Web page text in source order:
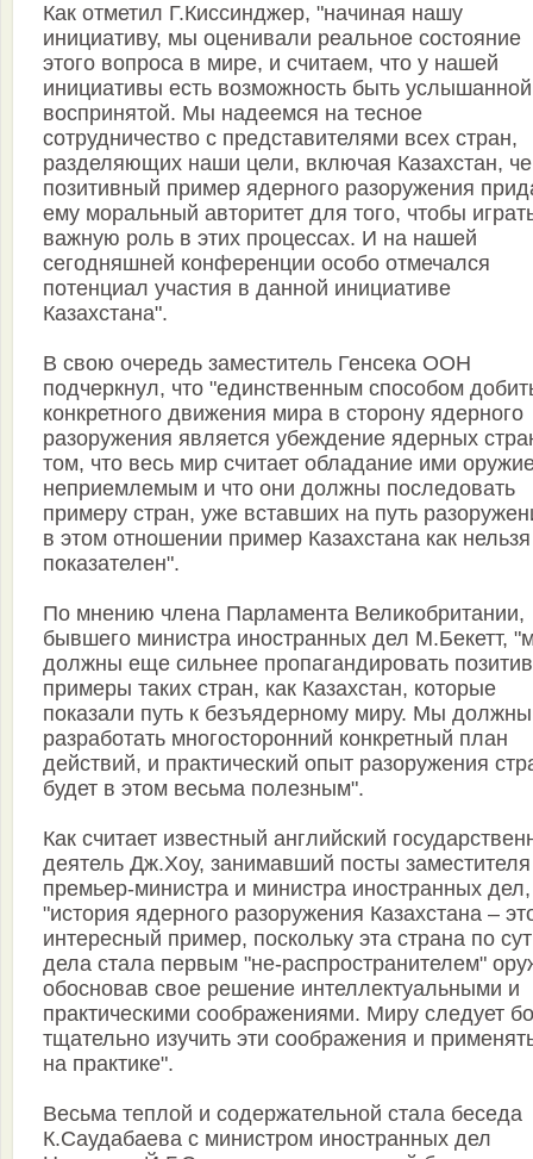
Как отметил Г.Киссинджер, "начиная нашу
инициативу, мы оценивали реальное состояние
этого вопроса в мире, и считаем, что у нашей
инициативы есть возможность быть
воспринятой. Мы надеемся на тесное
сотрудничество с представителями всех стран,
разделяющих наши цели, включая Казахстан,
позитивный пример ядерного разоружения
ему моральный авторитет для того, чтобы
важную роль в этих процессах. И на нашей
сегодняшней конференции особо отмечался
потенциал участия в данной инициативе
Казахстана".
В свою очередь заместитель Генсека ООН
подчеркнул, что "единственным способом
конкретного движения мира в сторону ядерного
разоружения является убеждение ядерных
том, что весь мир считает обладание ими
неприемлемым и что они должны последовать
примеру стран, уже вставших на путь
в этом отношении пример Казахстана как нельзя
показателен".
По мнению члена Парламента Великобритании,
бывшего министра иностранных дел М.Бекетт,
должны еще сильнее пропагандировать
примеры таких стран, как Казахстан, которые
показали путь к безъядерному миру. Мы должны
разработать многосторонний конкретный план
действий, и практический опыт разоружения
будет в этом весьма полезным".
Как считает известный английский
деятель Дж.Хоу, занимавший посты заместителя
премьер-министра и министра иностранных дел,
"история ядерного разоружения Казахстана –
интересный пример, поскольку эта страна по
дела стала первым "не-распространителем"
обосновав свое решение интеллектуальными и
практическими соображениями. Миру следует
тщательно изучить эти соображения и
на практике".
Весьма теплой и содержательной стала беседа
К.Саудабаева с министром иностранных дел